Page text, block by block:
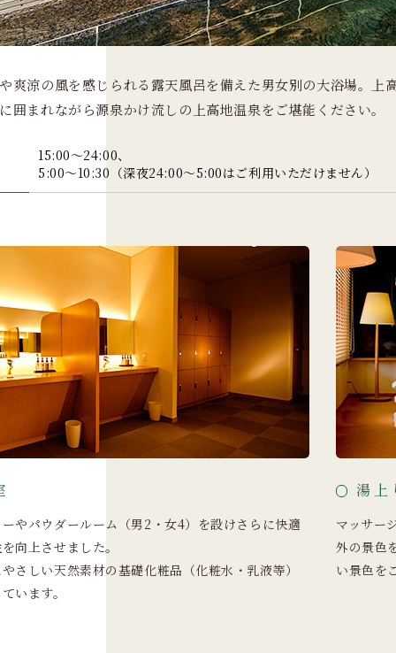
爽涼の風を感じられる露天風呂を備えた男女別の大浴場。上
囲まれながら源泉かけ流しの上高地温泉をご堪能ください。
15:00～24:00、
5:00～10:30（深夜24:00～5:00はご利用いただけません）
やパウダールーム（男2・女4）を設けさらに快適
向上させました。
さしい天然素材の基礎化粧品（化粧水・乳液等）
います。
湯上
マッサー
外の景色
い景色を